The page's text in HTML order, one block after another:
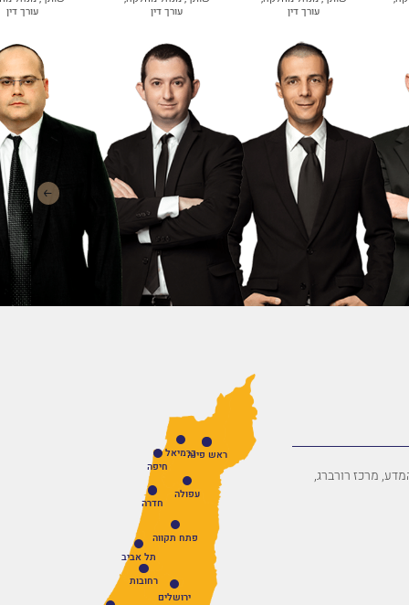
עורך דין
עורך דין
עורך דין
המדע, מרכז רורברג,
רחובות
תל אביב
חיפה
ירושלים
פתח תקווה
חדרה
עפולה
ראש פינהכרמיאל